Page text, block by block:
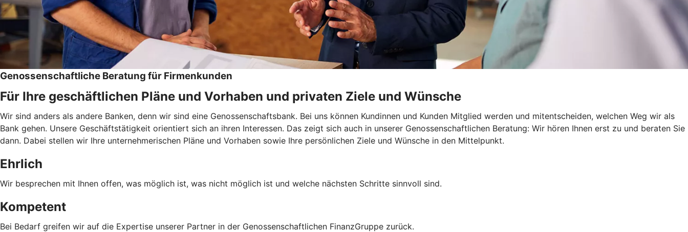
Genossenschaftliche Beratung für Firmenkunden
Für Ihre geschäftlichen Pläne und Vorhaben und privaten Ziele und Wünsche
Wir sind anders als andere Banken, denn wir sind eine Genossenschaftsbank. Bei uns können Kundinnen und Kunden Mitglied werden und mitentscheiden, welchen Weg wir als
Bank gehen. Unsere Geschäftstätigkeit orientiert sich an ihren Interessen. Das zeigt sich auch in unserer Genossenschaftlichen Beratung: Wir hören Ihnen erst zu und beraten Sie
dann. Dabei stellen wir Ihre unternehmerischen Pläne und Vorhaben sowie Ihre persönlichen Ziele und Wünsche in den Mittelpunkt.
Ehrlich
Wir besprechen mit Ihnen offen, was möglich ist, was nicht möglich ist und welche nächsten Schritte sinnvoll sind.
Kompetent
Bei Bedarf greifen wir auf die Expertise unserer Partner in der Genossenschaftlichen FinanzGruppe zurück.